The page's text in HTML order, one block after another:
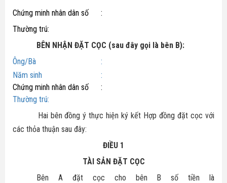
Tổng hợp dự án
Tin tức nhà đất
Thủ thuật
Ủng hộ
Chứng minh nhân dân số
:
Thường trú:
BÊN NHẬN ĐẶT CỌC (sau đây gọi là bên B):
Ông/Bà :
Năm sinh :
Chứng minh nhân dân số :
Thường trú:
Hai bên đồng ý thực hiện ký kết Hợp đồng đặt cọc với
các thỏa thuận sau đây:
ĐIỀU 1
TÀI SẢN ĐẶT CỌC
Bên A đặt cọc cho bên B số tiền là